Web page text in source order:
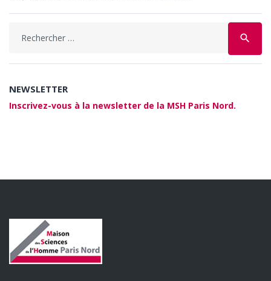
search
NEWSLETTER
Inscrivez-vous à la newsletter de la MSH Paris Nord.